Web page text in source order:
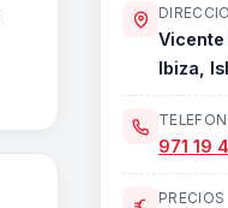
Ibiza,
971 19
PRECIOS